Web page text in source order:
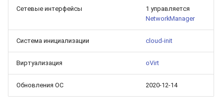
Сетевые интерфейсы
1 управляется
NetworkManager
Система инициализации cloud-init
Виртуализация oVirt
Обновления ОС 2020-12-14